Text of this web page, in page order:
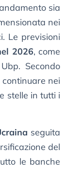
sia
nei
Le previsioni
2026, come
Secondo
continuare nei
stelle in tutti i
seguita
del
le banche